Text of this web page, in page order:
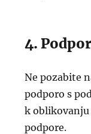
4.
Ne pozabite
podporo s
k oblikovanju
podpore.